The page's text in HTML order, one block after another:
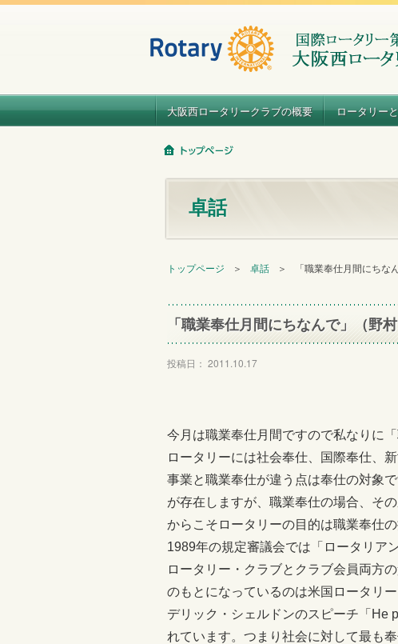
大阪西ロータリークラブの概要 ロータリー
卓話
トップページ ＞ 卓話 ＞ 「職業奉仕月間にちな
「職業奉仕月間にちなんで」（野
投稿日： 2011.10.17
今月は職業奉仕月間ですので私なりに
ロータリーには社会奉仕、国際奉仕、
事業と職業奉仕が違う点は奉仕の対象
が存在しますが、職業奉仕の場合、そ
からこそロータリーの目的は職業奉仕
1989年の規定審議会では「ロータリア
ロータリー・クラブとクラブ会員両方
のもとになっているのは米国ロータリ
デリック・シェルドンのスピーチ「He
れています。つまり社会に対して最も